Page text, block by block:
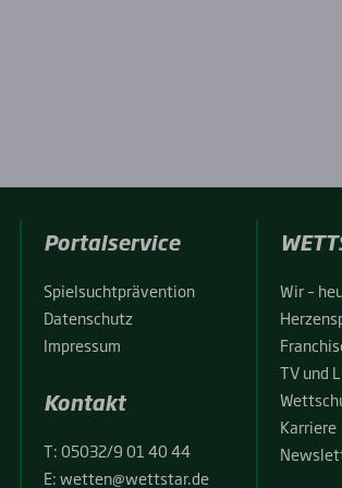
Portalservice
Spiel­sucht­prä­ven­ti­on
Daten­schutz
Impres­sum
Kontakt
T:05032/9 01 40 44
E:wetten@wettstar.de
Wir –
TV und
Kar­rie­re